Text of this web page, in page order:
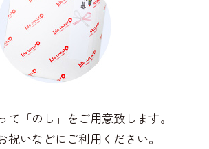
て「のし」をご用意致します。
祝いなどにご利用ください。